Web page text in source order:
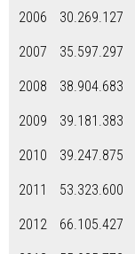
2006
30.269.127
2007
35.597.297
2008
38.904.683
2009
39.181.383
2010
39.247.875
2011
53.323.600
2012
66.105.427